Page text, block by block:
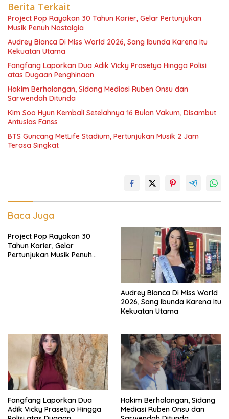
Berita Terkait
Project Pop Rayakan 30 Tahun Karier, Gelar Pertunjukan
Musik Penuh Nostalgia
Audrey Bianca Di Miss World 2026, Sang Ibunda Karena Itu
Kekuatan Utama
Fangfang Laporkan Dua Adik Vicky Prasetyo Hingga Polisi
atas Dugaan Penghinaan
Hakim Berhalangan, Sidang Mediasi Ruben Onsu dan
Sarwendah Ditunda
Kim Soo Hyun Kembali Setelahnya 16 Bulan Vakum, Disambut
Antusias Fanss
BTS Guncang MetLife Stadium, Pertunjukan Musik 2 Jam
Terasa Singkat
Baca Juga
Project Pop Rayakan 30
Tahun Karier, Gelar
Pertunjukan Musik Penuh
Audrey Bianca Di Miss World
2026, Sang Ibunda Karena Itu
Kekuatan Utama
Fangfang Laporkan Dua
Adik Vicky Prasetyo Hingga
Hakim Berhalangan, Sidang
Mediasi Ruben Onsu dan